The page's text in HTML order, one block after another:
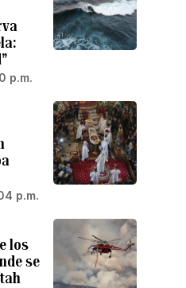
p.m.
p.m.
los
se